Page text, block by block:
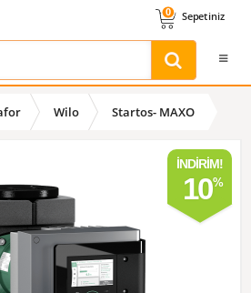
0 Sepetiniz
Wilo Startos- MAXO
İNDIRIM!
10